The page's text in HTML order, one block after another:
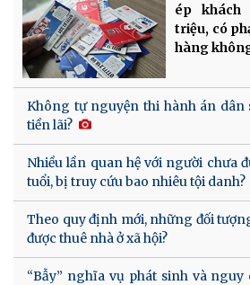
ép
triệu, có
hàng
Không tự nguyện thi hành án dân
tiền lãi?
Nhiều lần quan hệ với người chưa
tuổi, bị truy cứu bao nhiêu tội danh?
Theo quy định mới, những đối
được thuê nhà ở xã hội?
“Bẫy” nghĩa vụ phát sinh và nguy